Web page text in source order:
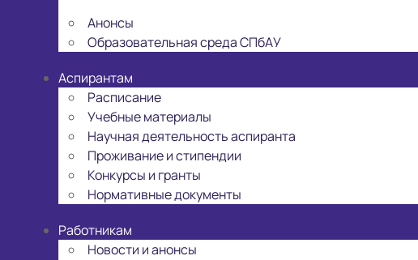
Анонсы
Образовательная среда СПбАУ
Аспирантам
Расписание
Учебные материалы
Научная деятельность аспиранта
Проживание и стипендии
Конкурсы и гранты
Нормативные документы
Работникам
Новости и анонсы